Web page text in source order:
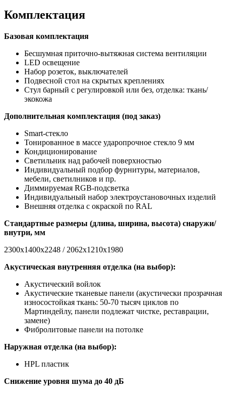
Комплектация
Базовая комплектация
Бесшумная приточно-вытяжная система вентиляции
LED освещение
Набор розеток, выключателей
Подвесной стол на скрытых креплениях
Стул барный с регулировкой или без, отделка: ткань/
экокожа
Дополнительная комплектация (под заказ)
Smart-стекло
Тонированное в массе ударопрочное стекло 9 мм
Кондиционирование
Светильник над рабочей поверхностью
Индивидуальный подбор фурнитуры, материалов,
мебели, светилников и пр.
Диммируемая RGB-подсветка
Индивидуальный набор электроустановочных изделий
Внешняя отделка с окраской по RAL
Стандартные размеры (длина, ширина, высота) снаружи/
внутри, мм
2300х1400х2248 / 2062х1210х1980
Акустическая внутренняя отделка (на выбор):
Акустический войлок
Акустические тканевые панели (акустически прозрачная
износостойкая ткань: 50-70 тысяч циклов по
Мартиндейлу, панели подлежат чистке, реставрации,
замене)
Фибролитовые панели на потолке
Наружная отделка (на выбор):
HPL пластик
Снижение уровня шума до 40 дБ